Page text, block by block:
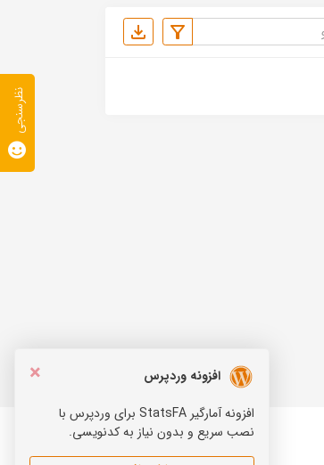
×
افزونه وردپرس
افزونه آمارگیر StatsFA برای وردپرس با
نصب سریع و بدون نیاز به کدنویسی.
نظرسنجی